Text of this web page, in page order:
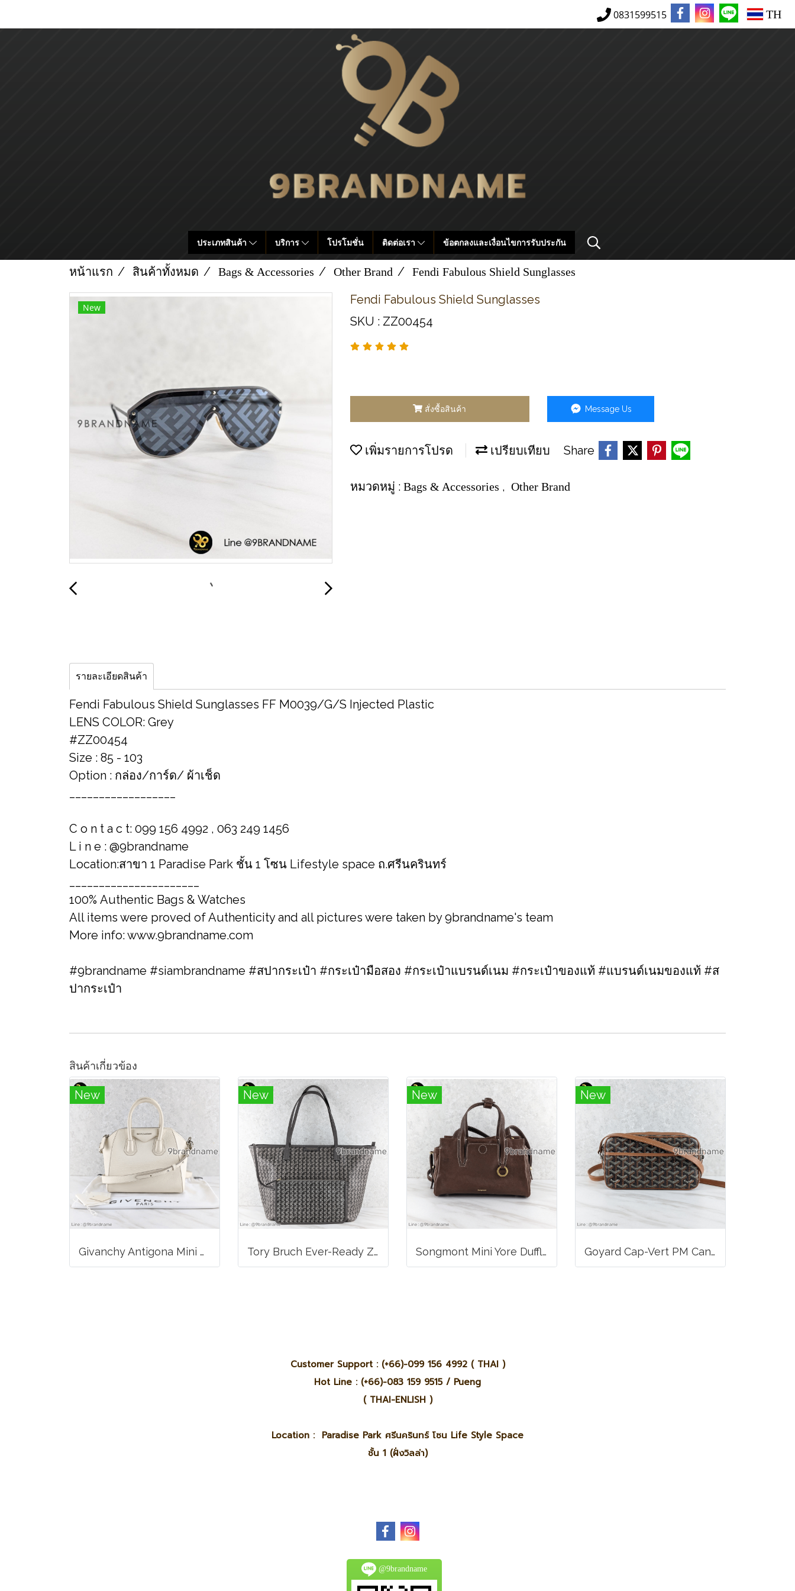
0831599515 TH
ประเภทสินค้า บริการ โปรโมชั่น ติดต่อเรา ข้อตกลงและเงื่อนไขการรับประกัน
หน้าแรก สินค้าทั้งหมด Bags & Accessories Other Brand Fendi Fabulous Shield Sunglasses
New
Fendi Fabulous Shield Sunglasses
SKU : ZZ00454
สั่งซื้อสินค้า Message Us
เพิ่มรายการโปรด เปรียบเทียบ Share
หมวดหมู่ : Bags & Accessories , Other Brand
รายละเอียดสินค้า
Fendi Fabulous Shield Sunglasses FF M0039/G/S Injected Plastic
LENS COLOR: Grey
#ZZ00454
Size : 85 - 103
Option : กล่อง/การ์ด/ ผ้าเช็ด
C o n t a c t: 099 156 4992 , 063 249 1456
L i n e : @9brandname
Location:สาขา 1 Paradise Park ชั้น 1 โซน Lifestyle space ถ.ศรีนครินทร์
100% Authentic Bags & Watches
All items were proved of Authenticity and all pictures were taken by 9brandname's team
More info: www.9brandname.com
#9brandname #siambrandname #สปากระเป๋า #กระเป๋ามือสอง #กระเป๋าแบรนด์เนม #กระเป๋าของแท้ #แบรนด์เนมของแท้ #ส
ปากระเป๋า
สินค้าเกี่ยวข้อง
New
Givanchy Antigona Mini Bag Off White SHW Goat Leather
New
Tory Bruch Ever-Ready Zip Tote Winter Zinc Canvas
New
Songmont Mini Yore Duffle Bag Sandal
New
Goyard Cap-Vert PM Canvas Black Tan
Customer Support : (+66)-099 156 4992 ( THAI )
Hot Line : (+66)-083 159 9515 / Pueng
( THAI-ENLISH )
Location : Paradise Park ศรีนครินทร์ โซน Life Style Space
ชั้น 1 (ฝั่งวิลล่า)
@9brandname